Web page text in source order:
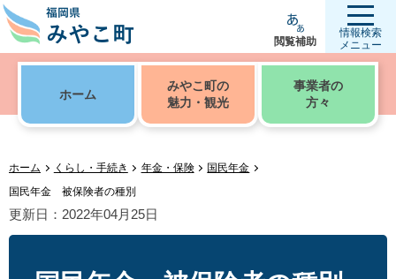
閲覧補助
情報検索
メニュー
ホーム
みやこ町の
魅力・観光
事業者の
方々
ホーム くらし・手続き 年金・保険
国民年金
国民年金 被保険者の種別
更新日：2022年04月25日